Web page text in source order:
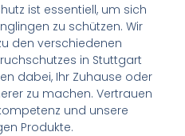
ist essentiell, um sich
zu schützen. Wir
den verschiedenen
in Stuttgart
dabei, Ihr Zuhause oder
zu machen. Vertrauen
und unsere
Produkte.